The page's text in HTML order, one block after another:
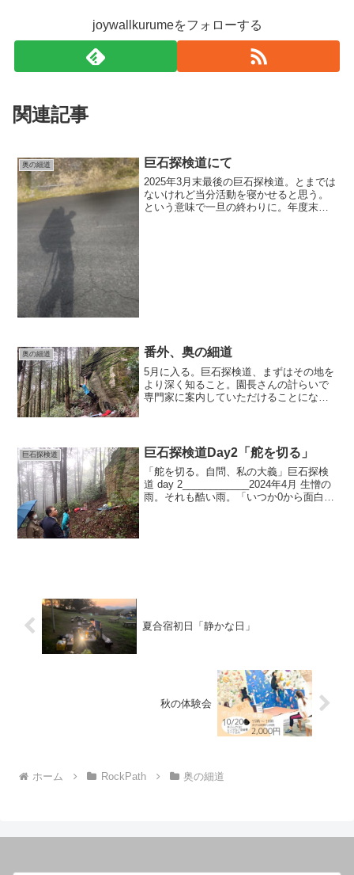
joywallkurumeをフォローする
関連記事
奥の細道 巨石探検道にて
2025年3月末最後の巨石探検道。とまでは
ないけれど当分活動を寝かせると思う。
という意味で一旦の終わりに。年度末に
奥の細道 番外、奥の細道
5月に入る。巨石探検道、まずはその地を
より深く知ること。園長さんの計らいで
専門家に案内していただけることになっ
ところだけど...
巨石探検道 巨石探検道Day2「舵を切る」
「舵を切る。自問、私の大義」巨石探検
道 day 2____________2024年4月 生憎の
雨。それも酷い雨。「いつか0から面白い
夏合宿初日「静かな日」
秋の体験会
ホーム RockPath 奥の細道